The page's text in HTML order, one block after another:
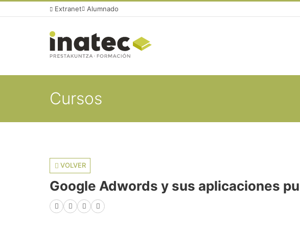
Extranet Alumnado
Cursos
VOLVER
Google Adwords y sus aplicaciones